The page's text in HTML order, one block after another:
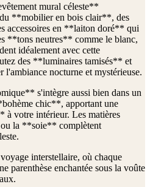
mural céleste**
**mobilier en bois clair**, des
accessoires en **laiton doré** qui
**tons neutres** comme le blanc,
idéalement avec cette
des **luminaires tamisés** et
nocturne et mystérieuse.
s'intègre aussi bien dans un
chic**, apportant une
à votre intérieur. Les matières
la **soie** complètent
interstellaire, où chaque
parenthèse enchantée sous la voûte